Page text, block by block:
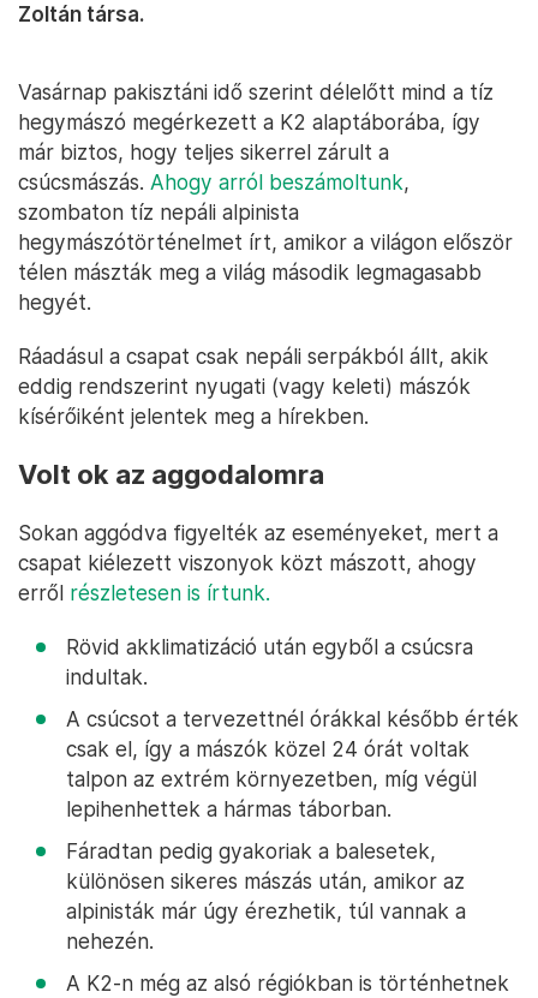
Zoltán társa.
Vasárnap pakisztáni idő szerint délelőtt mind a tíz
hegymászó megérkezett a K2 alaptáborába, így
már biztos, hogy teljes sikerrel zárult a
csúcsmászás. Ahogy arról beszámoltunk,
szombaton tíz nepáli alpinista
hegymászótörténelmet írt, amikor a világon először
télen mászták meg a világ második legmagasabb
hegyét.
Ráadásul a csapat csak nepáli serpákból állt, akik
eddig rendszerint nyugati (vagy keleti) mászók
kísérőiként jelentek meg a hírekben.
Volt ok az aggodalomra
Sokan aggódva figyelték az eseményeket, mert a
csapat kiélezett viszonyok közt mászott, ahogy
erről részletesen is írtunk.
Rövid akklimatizáció után egyből a csúcsra
indultak.
A csúcsot a tervezettnél órákkal később érték
csak el, így a mászók közel 24 órát voltak
talpon az extrém környezetben, míg végül
lepihenhettek a hármas táborban.
Fáradtan pedig gyakoriak a balesetek,
különösen sikeres mászás után, amikor az
alpinisták már úgy érezhetik, túl vannak a
nehezén.
A K2-n még az alsó régiókban is történhetnek